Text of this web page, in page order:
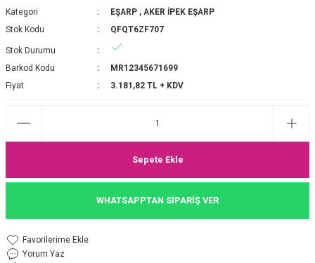
2025-2026 SONBAHAR KIŞ
JAKAR EŞARP
PAMUK EŞARP
İPEK EŞARP
ŞAL
MEDİNE İPEĞİ ŞAL
İPEĞİ ŞAL
ŞAL
Kategori
EŞARP , AKER İPEK EŞARP
Stok Kodu
QFQT6ZF707
Stok Durumu
Barkod Kodu
MR12345671699
Fiyat
3.181,82 TL + KDV
Sepete Ekle
WHATSAPPTAN SİPARİŞ VER
Yorum Yaz